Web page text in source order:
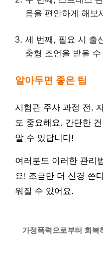
음을 편안하게 해보
세 번째, 필요 시 출
춤형 조언을 받을
알아두면 좋은 팁
시험관 주사 과정 전,
도 중요해요. 간단한
알 수 있답니다!
여러분도 이러한 관리
요! 조금만 더 신경 쓴
워질 수 있어요.
가정폭력으로부터 회복